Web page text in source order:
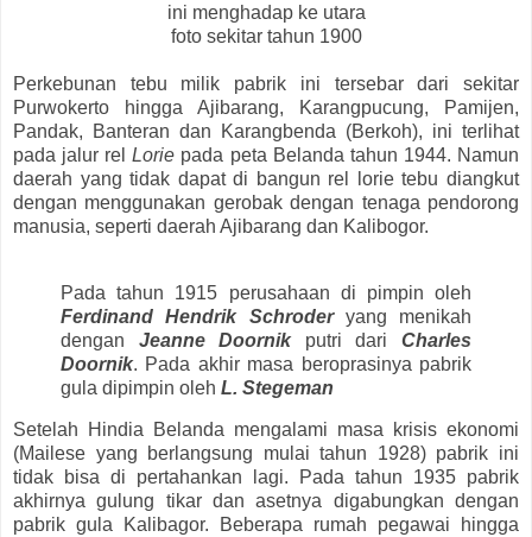
ini menghadap ke utara
foto sekitar tahun 1900
Perkebunan tebu milik pabrik ini tersebar dari sekitar
Purwokerto hingga Ajibarang, Karangpucung, Pamijen,
Pandak, Banteran dan Karangbenda (Berkoh), ini terlihat
pada jalur relLorie pada peta Belanda tahun 1944. Namun
daerah yang tidak dapat di bangun rel lorie tebu diangkut
dengan menggunakan gerobak dengan tenaga pendorong
manusia, seperti daerah Ajibarang dan Kalibogor.
Pada tahun 1915 perusahaan di pimpin oleh
Ferdinand Hendrik Schroder yang menikah
dengan Jeanne Doornik putri dariCharles
Doornik. Pada akhir masa beroprasinya pabrik
gula dipimpin oleh L. Stegeman
Setelah Hindia Belanda mengalami masa krisis ekonomi
(Mailese yang berlangsung mulai tahun 1928) pabrik ini
tidak bisa di pertahankan lagi. Pada tahun 1935 pabrik
akhirnya gulung tikar dan asetnya digabungkan dengan
pabrik gula Kalibagor. Beberapa rumah pegawai hingga